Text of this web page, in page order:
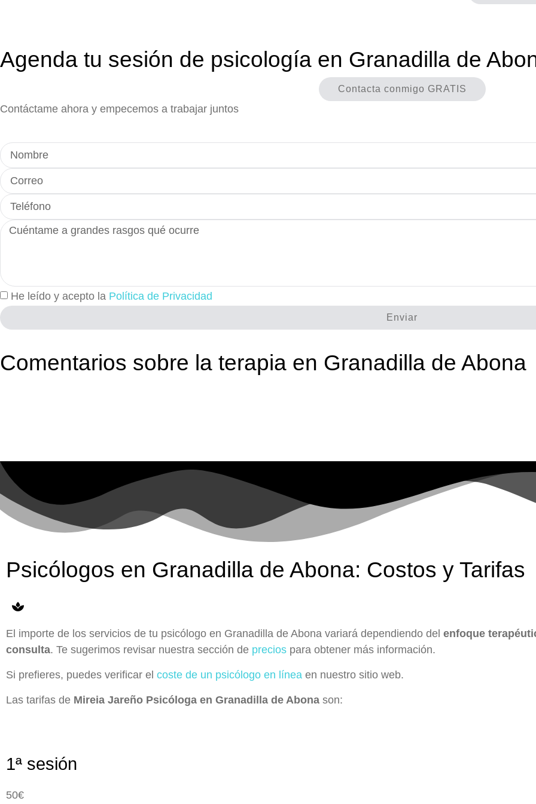
Agenda tu sesión de psicología en Granadilla de
Contacta conmigo GRATIS
Contáctame ahora y empecemos a trabajar juntos
He leído y acepto la Política de Privacidad
Enviar
Comentarios sobre la terapia en Granadilla de Abona
Psicólogos en Granadilla de Abona: Costos y Tarifas
El importe de los servicios de tu psicólogo en Granadilla de Abona variará dependiendo del enfoque
consulta. Te sugerimos revisar nuestra sección de precios para obtener más información.
Si prefieres, puedes verificar el coste de un psicólogo en línea en nuestro sitio web.
Las tarifas de Mireia Jareño Psicóloga en Granadilla de Abona son:
1ª sesión
50€